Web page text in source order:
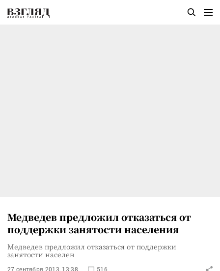
Медведев предложил отказаться от
поддержки занятости населения
Медведев предложил отказаться от поддержки
занятости населен
27 сентября 2013, 13:38 516